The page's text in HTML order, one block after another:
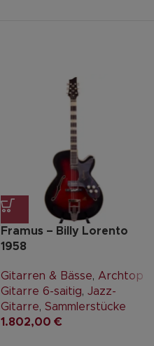
Framus – Billy Lorento
1958
Gitarren & Bässe, Archtop
Gitarre 6-saitig, Jazz-
Gitarre, Sammlerstücke
1.802,00 €